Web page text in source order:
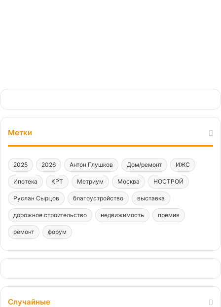
Метки
2025 2026 Антон Глушков Дом/ремонт ИЖС
Ипотека КРТ Метриум Москва НОСТРОЙ
Руслан Сырцов благоустройство выставка
дорожное строительство недвижимость премия
ремонт форум
Случайные